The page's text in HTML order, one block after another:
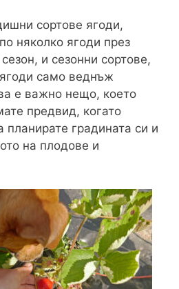
сортове ягоди,
няколко ягоди през
и сезонни сортове,
само веднъж
е важно нещо, което
предвид, когато
планирате градината си и
на плодове и